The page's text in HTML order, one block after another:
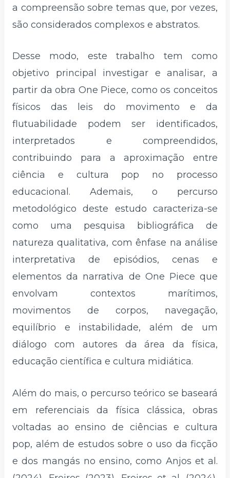
a compreensão sobre temas que, por vezes,
são considerados complexos e abstratos.
Desse modo, este trabalho tem como
objetivo principal investigar e analisar, a
partir da obra One Piece, como os conceitos
físicos das leis do movimento e da
flutuabilidade podem ser identificados,
interpretados e compreendidos,
contribuindo para a aproximação entre
ciência e cultura pop no processo
educacional. Ademais, o percurso
metodológico deste estudo caracteriza-se
como uma pesquisa bibliográfica de
natureza qualitativa, com ênfase na análise
interpretativa de episódios, cenas e
elementos da narrativa de One Piece que
envolvam contextos marítimos,
movimentos de corpos, navegação,
equilíbrio e instabilidade, além de um
diálogo com autores da área da física,
educação científica e cultura midiática.
Além do mais, o percurso teórico se baseará
em referenciais da física clássica, obras
voltadas ao ensino de ciências e cultura
pop, além de estudos sobre o uso da ficção
e dos mangás no ensino, como Anjos et al.